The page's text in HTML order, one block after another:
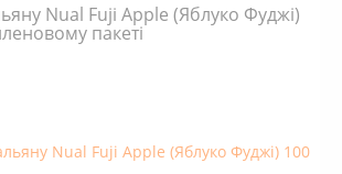
Nual Fuji Apple (Яблуко Фуджі)
пакеті